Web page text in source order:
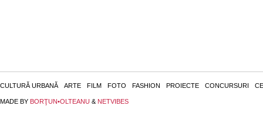
CULTURĂ URBANĂ ARTE FILM FOTO FASHION PROIECTE CONCURSURI
MADE BY BORŢUN•OLTEANU & NETVIBES